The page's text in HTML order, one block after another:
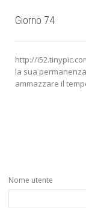
Giorno 74
http://
la sua
ammazzare il
Nome utente